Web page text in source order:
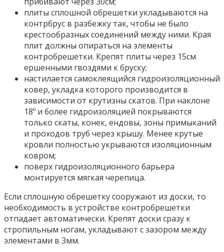
плиты сплошной обрешетки укладываются на
контрбрус в разбежку так, чтобы не было
крестообразных соединений между ними. Края
плит должны опираться на элементы
контробрешетки. Крепят плиты через 15см
ершенными гвоздями к бруску;
настилается самоклеящийся гидроизоляционный
ковер, укладка которого производится в
зависимости от крутизны скатов. При наклоне
18º и более гидроизоляцией покрываются
только скаты, конек, ендовы, зоны примыканий
и проходов труб через крышу. Менее крутые
кровли полностью укрываются изоляционным
ковром;
поверх гидроизоляционного барьера
монтируется мягкая черепица.
Если сплошную обрешетку сооружают из доски, то
необходимость в устройстве контробрешетки
отпадает автоматически. Крепят доски сразу к
стропильным ногам, укладывают с зазором между
элементами в 3мм.